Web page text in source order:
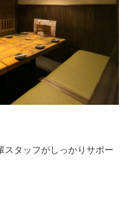
スタッフがしっかりサポー